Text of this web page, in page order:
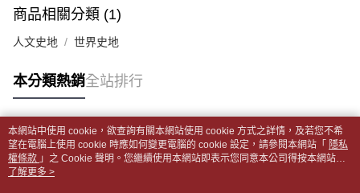
由本公司與您本人進行分期帳單所需資料之確認、核對及更正。
3.完整用戶服務條款，請詳閱以下連結：
客戶支援中心」https://netprotections.freshdesk.com/support/home
【注意事項】
易，需依本服務之必要範圍內提供個人資料，並將交易相關給付款項請求債
權轉讓予恩沛科技股份有限公司。
２．關於個人資料處理事宜，請瀏覽以下網址：
https://aftee.tw/terms/#terms3
３．未成年的使用者請事先徵得法定代理人或監護人之同意方可使用
「AFTEE先享後付」，若未經同意申辦者引起之損失，本公司不負相關責
任。
４．使用「AFTEE先享後付」時，將依據個別帳號之用戶狀況，依本公司即
每筆NT$65，滿NT$688(含以上)免運費
中華郵政包裹
每筆NT$65，滿NT$688(含以上)免運費
中華郵政包裹(離島)
每筆NT$65，滿NT$688(含以上)免運費
商品相關分類 (1)
人文史地 世界史地
本分類熱銷全站排行
熱門標籤
本網站中使用 cookie，欲查詢有關本網站使用 cookie 方式之詳情，及若您不希
望在電腦上使用 cookie 時應如何變更電腦的 cookie 設定，請參閱本網站「 隱私
權條款 」之 Cookie 聲明。您繼續使用本網站即表示您同意本公司得按本網站使
用條款之 Cookie 聲明使用 cookie。
了解更多 >